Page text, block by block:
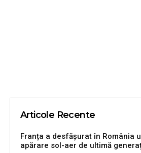
Articole Recente
Franța a desfășurat în România
apărare sol-aer de ultimă